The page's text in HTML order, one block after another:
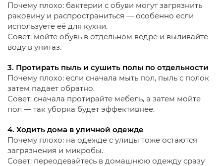
Почему плохо: бактерии с обуви могут загрязнить
раковину и распространиться — особенно если
используете её для кухни.
Совет: мойте обувь в отдельном ведре и выливайте
воду в унитаз.
3. Протирать пыль и сушить полы по отдельности
Почему плохо: если сначала мыть пол, пыль с полок
затем падает обратно.
Совет: сначала протирайте мебель, а затем мойте
пол — так уборка будет эффективнее.
4. Ходить дома в уличной одежде
Почему плохо: на одежде с улицы тоже остаются
загрязнения и микробы.
Совет: переодевайтесь в домашнюю одежду сразу